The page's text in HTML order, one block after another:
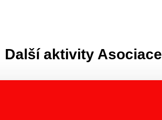
Další aktivity Asociace